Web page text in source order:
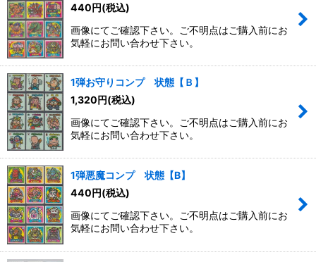
440円(税込)
画像にてご確認下さい。ご不明点はご購入前にお
気軽にお問い合わせ下さい。
1弾お守りコンプ 状態【Ｂ】
1,320円(税込)
画像にてご確認下さい。ご不明点はご購入前にお
気軽にお問い合わせ下さい。
1弾悪魔コンプ 状態【B】
440円(税込)
画像にてご確認下さい。ご不明点はご購入前にお
気軽にお問い合わせ下さい。